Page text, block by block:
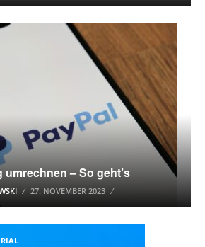
– So geht’s
27. NOVEMBER 2023